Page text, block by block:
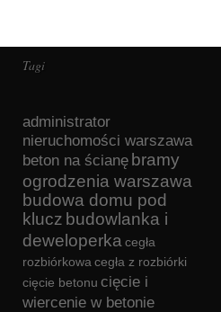
Tagi
administrator
nieruchomości warszawa
beton na ścianę bramy
ogrodzenia warszawa
budowa domu pod
klucz budowlanka i
deweloperka cegła
rozbiórkowa cegła z rozbiórki
cięcie betonu cięcie i
wiercenie w betonie